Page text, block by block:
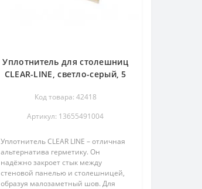
Уплотнитель для столешниц
CLEAR-LINE, светло-серый, 5
Код товара: 42418
Артикул: 13655491004
Уплотнитель CLEAR LINE – отличная
альтернатива герметику. Он
надёжно закроет стык между
стеновой панелью и столешницей,
образуя малозаметный шов. Для